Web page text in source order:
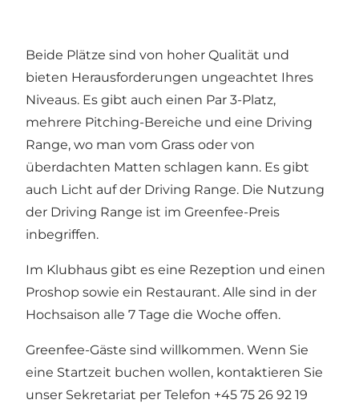
Beide Plätze sind von hoher Qualität und
bieten Herausforderungen ungeachtet Ihres
Niveaus. Es gibt auch einen Par 3-Platz,
mehrere Pitching-Bereiche und eine Driving
Range, wo man vom Grass oder von
überdachten Matten schlagen kann. Es gibt
auch Licht auf der Driving Range. Die Nutzung
der Driving Range ist im Greenfee-Preis
inbegriffen.
Im Klubhaus gibt es eine Rezeption und einen
Proshop sowie ein Restaurant. Alle sind in der
Hochsaison alle 7 Tage die Woche offen.
Greenfee-Gäste sind willkommen. Wenn Sie
eine Startzeit buchen wollen, kontaktieren Sie
unser Sekretariat per Telefon +45 75 26 92 19